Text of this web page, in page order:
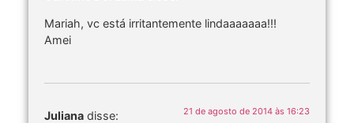
Mariah, vc está irritantemente lindaaaaaaa!!!
Amei
Juliana disse: 21 de agosto de 2014 às 16:23